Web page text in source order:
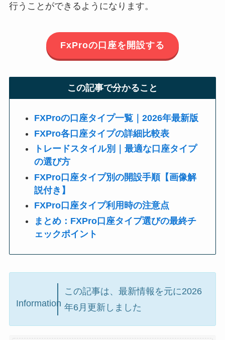
行うことができるようになります。
FxProの口座を開設する
この記事で分かること
FXProの口座タイプ一覧｜2026年最新版
FXPro各口座タイプの詳細比較表
トレードスタイル別｜最適な口座タイプ
の選び方
FXPro口座タイプ別の開設手順【画像解
説付き】
FXPro口座タイプ利用時の注意点
まとめ：FXPro口座タイプ選びの最終チ
ェックポイント
Information
この記事は、最新情報を元に2026
年6月更新しました